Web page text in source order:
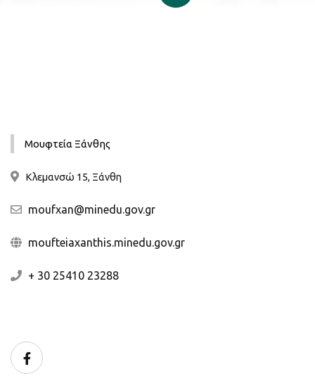
Μουφτεία Ξάνθης
Κλεμανσώ 15, Ξάνθη
moufxan@minedu.gov.gr
moufteiaxanthis.minedu.gov.gr
+ 30 25410 23288